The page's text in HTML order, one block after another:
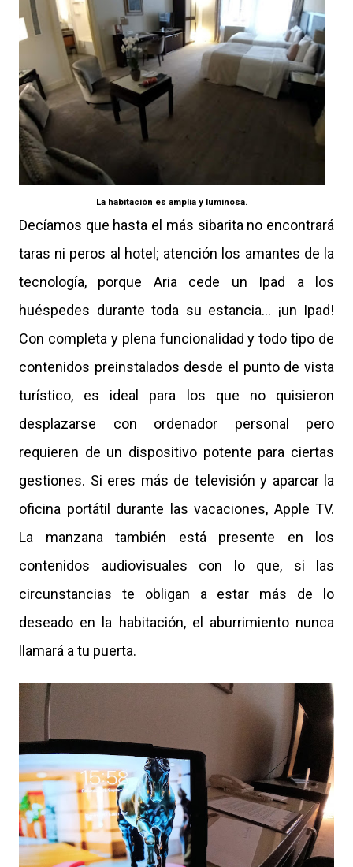
La habitación es amplia y luminosa.
Decíamos que hasta el más sibarita no encontrará
taras ni peros al hotel; atención los amantes de la
tecnología, porque Aria cede un Ipad a los
huéspedes durante toda su estancia… ¡un Ipad!
Con completa y plena funcionalidad y todo tipo de
contenidos preinstalados desde el punto de vista
turístico, es ideal para los que no quisieron
desplazarse con ordenador personal pero
requieren de un dispositivo potente para ciertas
gestiones. Si eres más de televisión y aparcar la
oficina portátil durante las vacaciones, Apple TV.
La manzana también está presente en los
contenidos audiovisuales con lo que, si las
circunstancias te obligan a estar más de lo
deseado en la habitación, el aburrimiento nunca
llamará a tu puerta.